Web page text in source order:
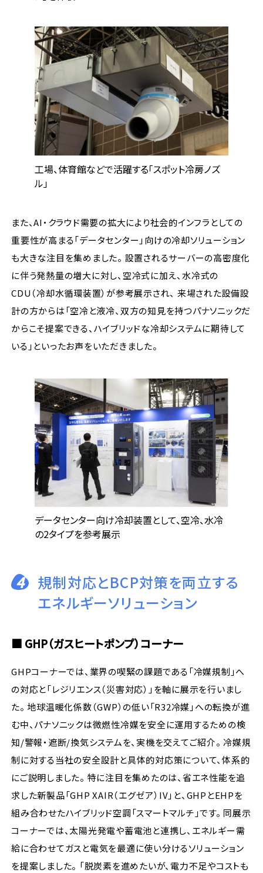
工場、体育館などで活躍する「スポット冷房ノズ
ル」
また、AI・クラウド需要の拡大により社会的インフラとしての
重要性が高まる「データセンター」向けの冷却ソリューション
も大きな注目を集めました。 設置されるサーバーの高密度化
に伴う発熱量の増大に対し、空冷式に加え、水冷式の
CDU（冷却水循環装置）が参考展示され、 来場された設備設
計の方からは「空冷と液冷、双方の知見を持つパナソニックだ
からこそ提案できる、ハイブリッドな冷却システムに期待して
いる」といったお声をいただきました。
データセンター向け冷却装置として、空冷、水冷
の2タイプを参考展示
4
規制対応とBCP対策を両立する
エネルギーソリューション
■ GHP（ガスヒートポンプ）コーナー
GHPコーナーでは、業界の喫緊の課題である「冷媒規制」へ
の対応と「レジリエンス（災害対応）」を軸に展示を行いまし
た。 地球温暖化係数（GWP）の低い「R32冷媒」への転換が進
む中、パナソニックは微燃性冷媒を安全に運用するための検
知/警報・遮断/換気システムを、実機を交えてご紹介。 冷媒規
制に対する当社の安全設計と具体的対応策について、体系的
にご説明しました。 特に注目を集めたのは、省エネ性能を追
求した新製品「GHP XAIR（エグゼア）IV」と、GHPとEHPを
組み合わせたハイブリッド空調「スマートマルチ」です。 同展示
コーナーでは、太陽光発電や蓄電池と連携し、エネルギー需
給に合わせてガスと電気を最適に使い分けるソリューション
を提案しました。 「脱炭素を進めたいが、電力不足やコストも